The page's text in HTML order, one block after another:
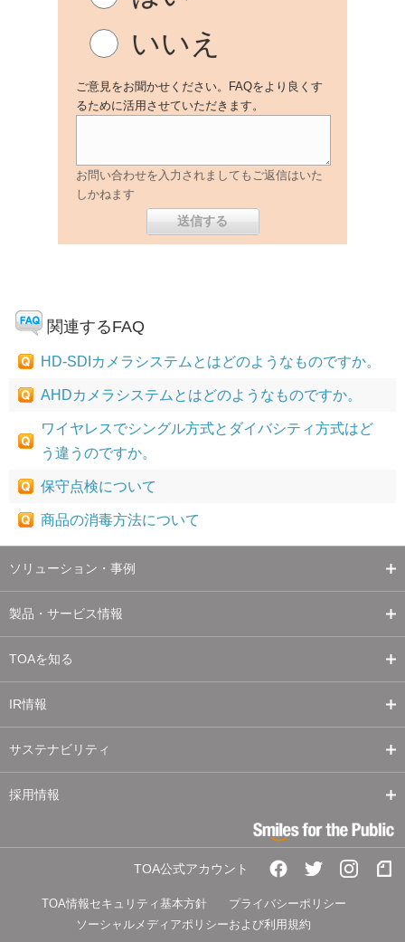
いいえ
ご意見をお聞かせください。FAQをより良くす
るために活用させていただきます。
お問い合わせを入力されましてもご返信はいた
しかねます
関連するFAQ
HD-SDIカメラシステムとはどのようなものですか。
AHDカメラシステムとはどのようなものですか。
ワイヤレスでシングル方式とダイバシティ方式はど
う違うのですか。
保守点検について
商品の消毒方法について
ソリューション・事例
製品・サービス情報
TOAを知る
IR情報
サステナビリティ
採用情報
TOA公式アカウント
TOA情報セキュリティ基本方針
プライバシーポリシー
ソーシャルメディアポリシーおよび利用規約